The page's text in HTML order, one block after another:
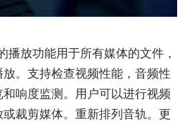
放功能用于所有媒体的文件，
。支持检查视频性能，音频性
响度监测。用户可以进行视频
裁剪媒体。重新排列音轨。更